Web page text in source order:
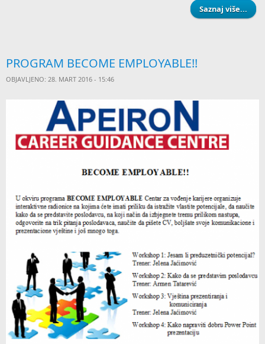
Saznaj više...
PROGRAM BECOME EMPLOYABLE!!
OBJAVLJENO: 28. MART 2016 - 15:46